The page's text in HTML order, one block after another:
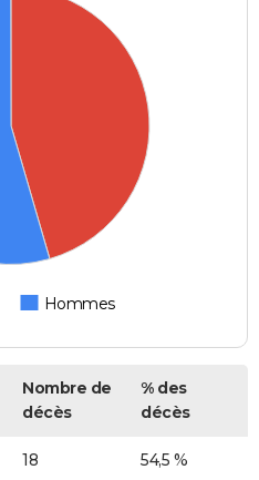
Hommes
Nombre de
décès
% des
décès
18 54,5 %